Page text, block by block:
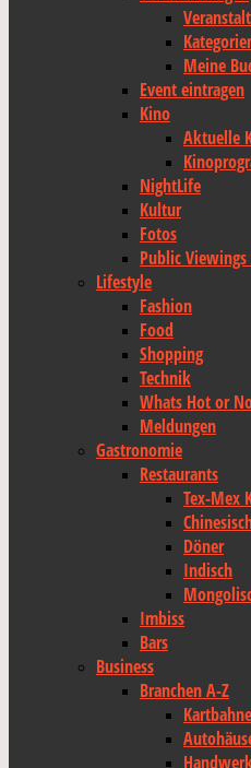
Meine
Event eintragen
Kino
Aktuelle
NightLife
Kultur
Fotos
Public Viewings
Lifestyle
Fashion
Food
Shopping
Technik
Whats Hot or
Meldungen
Gastronomie
Restaurants
Tex-Mex
Döner
Indisch
Imbiss
Bars
Business
Branchen A-Z